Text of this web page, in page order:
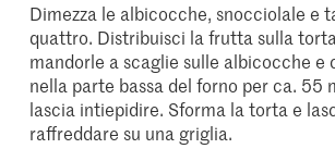
Dimezza le albicocche, snocciolale e
quattro. Distribuisci la frutta sulla
mandorle a scaglie sulle albicocche e
nella parte bassa del forno per ca. 55
lascia intiepidire. Sforma la torta e
raffreddare su una griglia.